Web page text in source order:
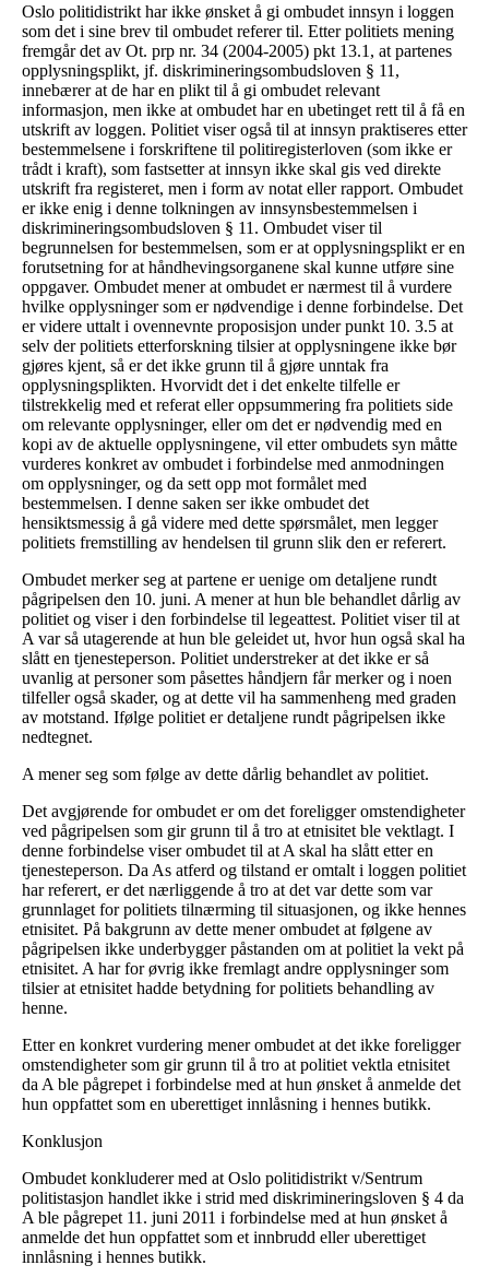
Oslo politidistrikt har ikke ønsket å gi ombudet innsyn i loggen
som det i sine brev til ombudet referer til. Etter politiets mening
fremgår det av Ot. prp nr. 34 (2004-2005) pkt 13.1, at partenes
opplysningsplikt, jf. diskrimineringsombudsloven § 11,
innebærer at de har en plikt til å gi ombudet relevant
informasjon, men ikke at ombudet har en ubetinget rett til å få en
utskrift av loggen. Politiet viser også til at innsyn praktiseres etter
bestemmelsene i forskriftene til politiregisterloven (som ikke er
trådt i kraft), som fastsetter at innsyn ikke skal gis ved direkte
utskrift fra registeret, men i form av notat eller rapport. Ombudet
er ikke enig i denne tolkningen av innsynsbestemmelsen i
diskrimineringsombudsloven § 11. Ombudet viser til
begrunnelsen for bestemmelsen, som er at opplysningsplikt er en
forutsetning for at håndhevingsorganene skal kunne utføre sine
oppgaver. Ombudet mener at ombudet er nærmest til å vurdere
hvilke opplysninger som er nødvendige i denne forbindelse. Det
er videre uttalt i ovennevnte proposisjon under punkt 10. 3.5 at
selv der politiets etterforskning tilsier at opplysningene ikke bør
gjøres kjent, så er det ikke grunn til å gjøre unntak fra
opplysningsplikten. Hvorvidt det i det enkelte tilfelle er
tilstrekkelig med et referat eller oppsummering fra politiets side
om relevante opplysninger, eller om det er nødvendig med en
kopi av de aktuelle opplysningene, vil etter ombudets syn måtte
vurderes konkret av ombudet i forbindelse med anmodningen
om opplysninger, og da sett opp mot formålet med
bestemmelsen. I denne saken ser ikke ombudet det
hensiktsmessig å gå videre med dette spørsmålet, men legger
politiets fremstilling av hendelsen til grunn slik den er referert.
Ombudet merker seg at partene er uenige om detaljene rundt
pågripelsen den 10. juni. A mener at hun ble behandlet dårlig av
politiet og viser i den forbindelse til legeattest. Politiet viser til at
A var så utagerende at hun ble geleidet ut, hvor hun også skal ha
slått en tjenesteperson. Politiet understreker at det ikke er så
uvanlig at personer som påsettes håndjern får merker og i noen
tilfeller også skader, og at dette vil ha sammenheng med graden
av motstand. Ifølge politiet er detaljene rundt pågripelsen ikke
nedtegnet.
A mener seg som følge av dette dårlig behandlet av politiet.
Det avgjørende for ombudet er om det foreligger omstendigheter
ved pågripelsen som gir grunn til å tro at etnisitet ble vektlagt. I
denne forbindelse viser ombudet til at A skal ha slått etter en
tjenesteperson. Da As atferd og tilstand er omtalt i loggen politiet
har referert, er det nærliggende å tro at det var dette som var
grunnlaget for politiets tilnærming til situasjonen, og ikke hennes
etnisitet. På bakgrunn av dette mener ombudet at følgene av
pågripelsen ikke underbygger påstanden om at politiet la vekt på
etnisitet. A har for øvrig ikke fremlagt andre opplysninger som
tilsier at etnisitet hadde betydning for politiets behandling av
henne.
Etter en konkret vurdering mener ombudet at det ikke foreligger
omstendigheter som gir grunn til å tro at politiet vektla etnisitet
da A ble pågrepet i forbindelse med at hun ønsket å anmelde det
hun oppfattet som en uberettiget innlåsning i hennes butikk.
Konklusjon
Ombudet konkluderer med at Oslo politidistrikt v/Sentrum
politistasjon handlet ikke i strid med diskrimineringsloven § 4 da
A ble pågrepet 11. juni 2011 i forbindelse med at hun ønsket å
anmelde det hun oppfattet som et innbrudd eller uberettiget
innlåsning i hennes butikk.